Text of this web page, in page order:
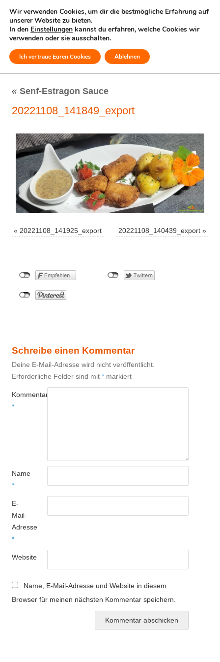
MENÜ
« Senf-Estragon Sauce
20221108_141849_export
« 20221108_141925_export 20221108_140439_export »
Schreibe einen Kommentar
Deine E-Mail-Adresse wird nicht veröffentlicht.
Erforderliche Felder sind mit * markiert
Kommentar
*
Name
*
E-
Mail-
Adresse
*
Website
Name, E-Mail-Adresse und Website in diesem
Browser für meinen nächsten Kommentar speichern.
Wir verwenden Cookies, um dir die bestmögliche Erfahrung auf
unserer Website zu bieten.
In den Einstellungen kannst du erfahren, welche Cookies wir
verwenden oder sie ausschalten.
Ich vertraue Euren Cookies Ablehnen